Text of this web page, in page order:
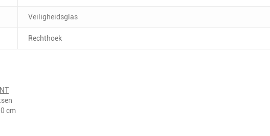
Veiligheidsglas
Rechthoek
cm